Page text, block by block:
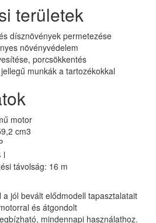
területek
dísznövények permetezése
növényvédelem
porcsökkentés
munkák a tartozékokkal
motor
cm3
l
távolság: 16 m
jól bevált elődmodell tapasztalatait
és átgondolt
mindennapi használathoz.